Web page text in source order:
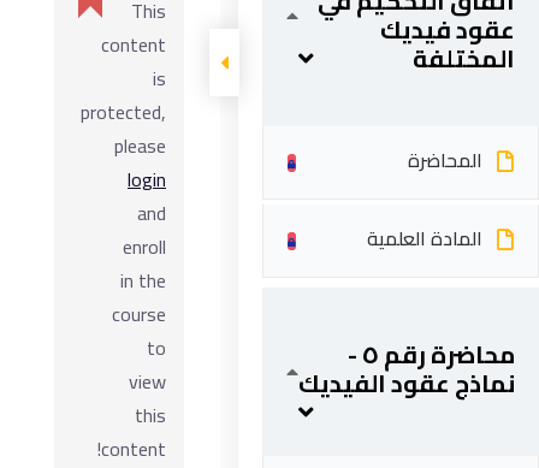
عقود فيديك
المختلفة
المحاضرة
المادة العلمية
محاضرة رقم ٥ -
نماذج عقود الفيديك
This
content
is
protected,
please
login
and
enroll
in the
course
to
view
this
content!